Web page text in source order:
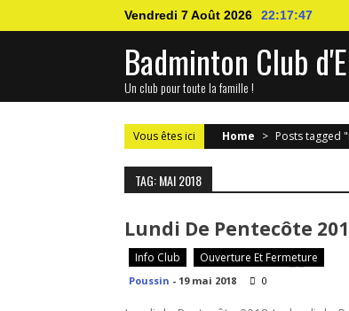
to
Vendredi 7 Août 2026 22:17:47
Badminton Club
Un club pour toute la famille !
Vous êtes ici Home > Posts tagged
TAG: MAI 2018
Lundi De Pentecôte
Info Club Ouverture Et Fermeture
Poussin - 19 mai 2018 0